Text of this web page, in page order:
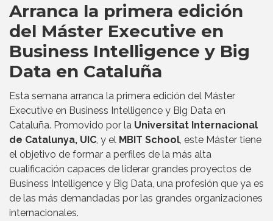
Arranca la primera edición
del Máster Executive en
Business Intelligence y Big
Data en Cataluña
Esta semana arranca la primera edición del Máster
Executive en Business Intelligence y Big Data en
Cataluña. Promovido por la Universitat Internacional
de Catalunya, UIC, y el MBIT School, este Máster tiene
el objetivo de formar a perfiles de la más alta
cualificación capaces de liderar grandes proyectos de
Business Intelligence y Big Data, una profesión que ya es
de las más demandadas por las grandes organizaciones
internacionales.